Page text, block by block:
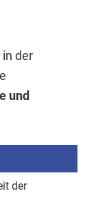
der
und
der